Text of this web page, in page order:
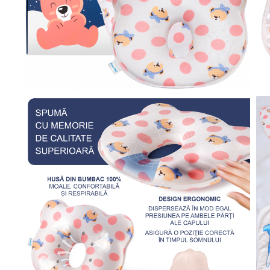
Husa protectie scaun auto
Suporti uscare biberoane
Suporti pahar carucior
Lampi de veghe